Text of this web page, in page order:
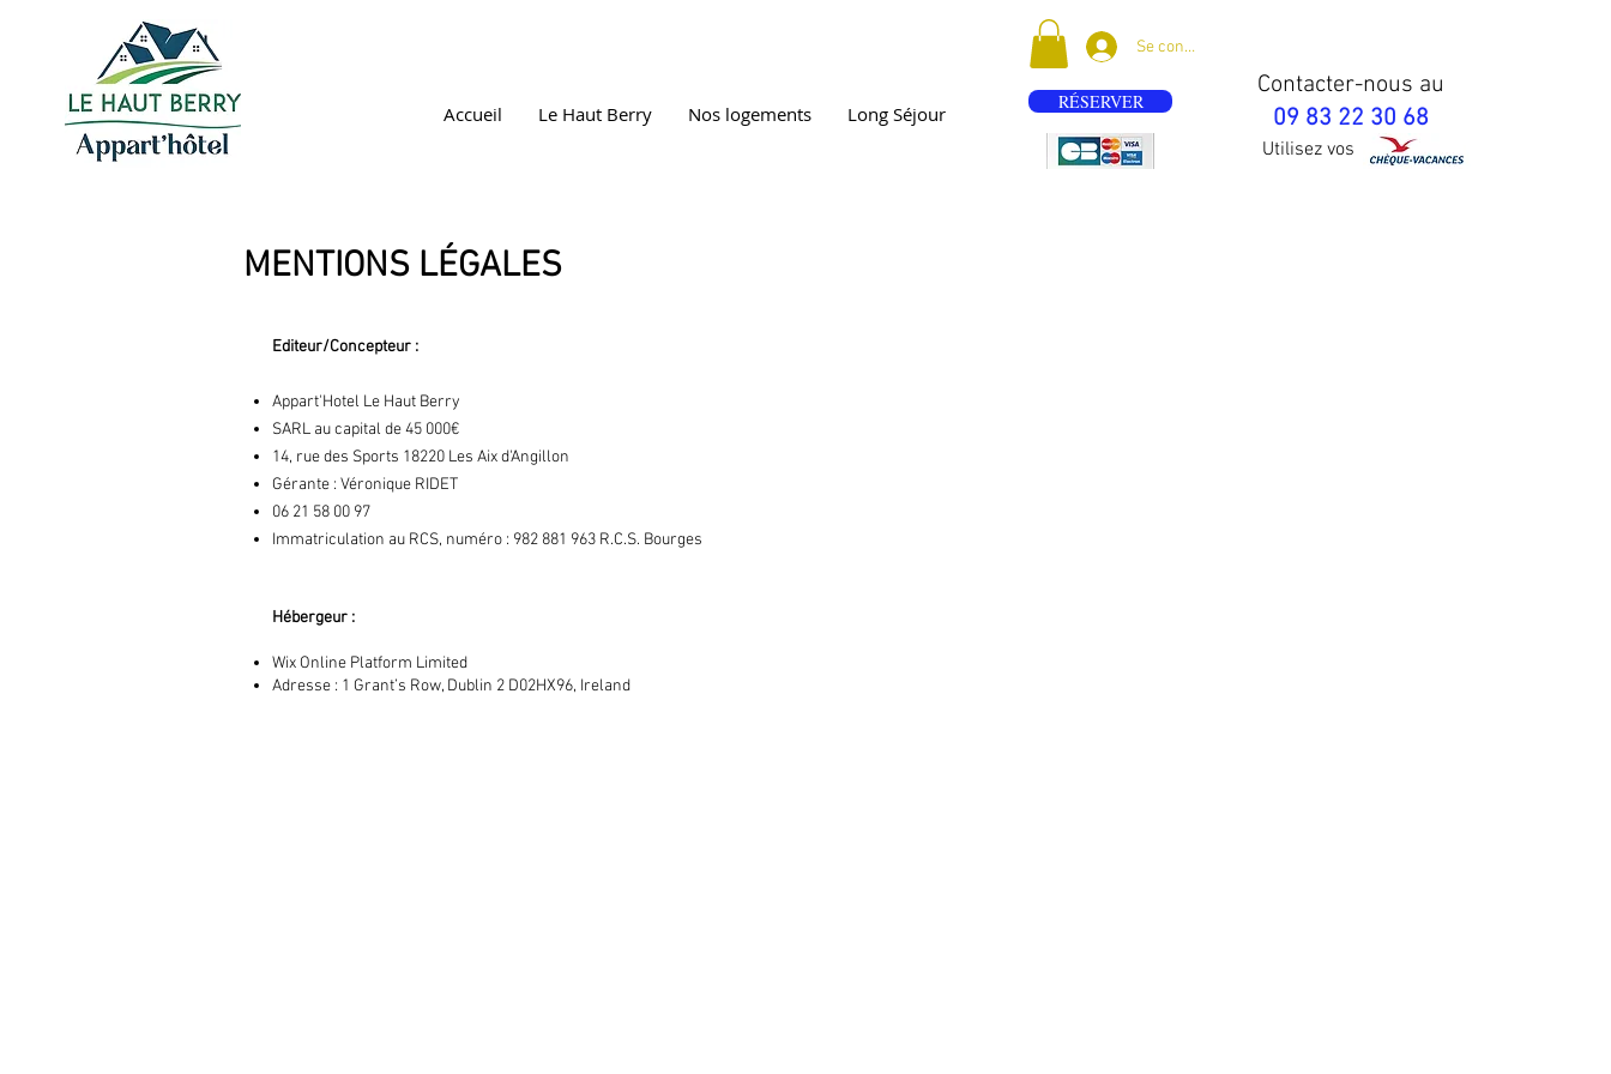
Accueil Le Haut Berry Nos logements Long Séjour
Se connecter
RÉSERVER
Contacter-nous au
09 83 22 30 68
Utilisez vos
MENTIONS LÉGALES
Editeur/Concepteur :
Appart'Hotel Le Haut Berry
SARL au capital de 45 000€
14, rue des Sports 18220 Les Aix d'Angillon
Gérante : Véronique RIDET
06 21 58 00 97
Immatriculation au RCS, numéro : 982 881 963 R.C.S. Bourges
​Hébergeur :
Wix Online Platform Limited
Adresse : 1 Grant’s Row, Dublin 2 D02HX96, Ireland